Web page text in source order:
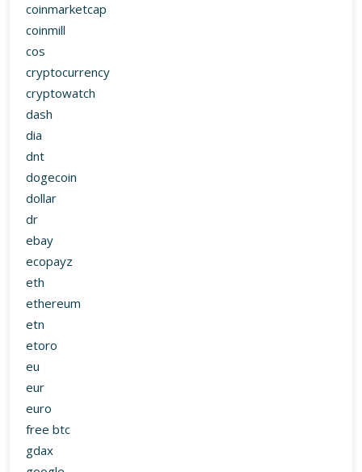
coinmarketcap
coinmill
cos
cryptocurrency
cryptowatch
dash
dia
dnt
dogecoin
dollar
dr
ebay
ecopayz
eth
ethereum
etn
etoro
eu
eur
euro
free btc
gdax